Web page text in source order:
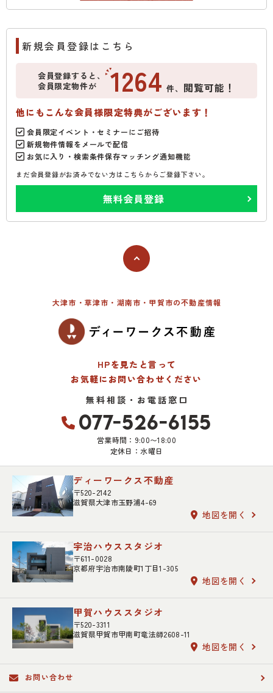
新規会員登録はこちら
会員登録すると、
会員限定物件が
1264 件、 閲覧可能！
他にもこんな会員様限定特典がございます！
会員限定イベント・セミナーにご招待
新規物件情報をメールで配信
お気に入り・検索条件保存マッチング通知機能
まだ会員登録がお済みでない方はこちらからご登録下さい。
無料会員登録
大津市・草津市・湖南市・甲賀市の不動産情報
HPを見たと言って
お気軽にお問い合わせください
無料相談・お電話窓口
077-526-6155
営業時間：9:00〜18:00
定休日：水曜日
ディーワークス不動産
〒520-2142
滋賀県大津市玉野浦4-69
地図を開く
宇治ハウススタジオ
〒611-0028
京都府宇治市南陵町1丁目1-305
地図を開く
甲賀ハウススタジオ
〒520-3311
滋賀県甲賀市甲南町竜法師2608-11
地図を開く
お問い合わせ